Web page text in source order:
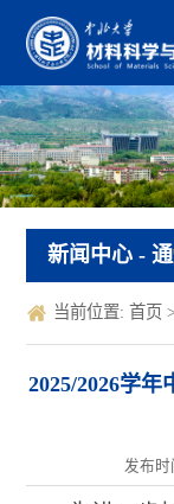
新闻中心 -
当前位置: 首页 >
2025/2026学
发布时